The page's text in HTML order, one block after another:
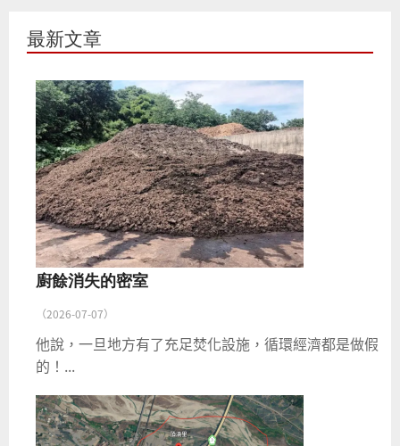
最新文章
廚餘消失的密室
（2026-07-07）
他說，一旦地方有了充足焚化設施，循環經濟都是做假
的！...